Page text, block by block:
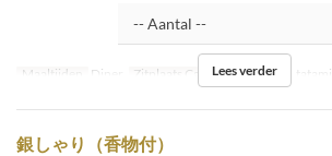
Maaltijden Diner Zitplaats Categorie Inside tatami
Lees verder
銀しゃり（香物付）